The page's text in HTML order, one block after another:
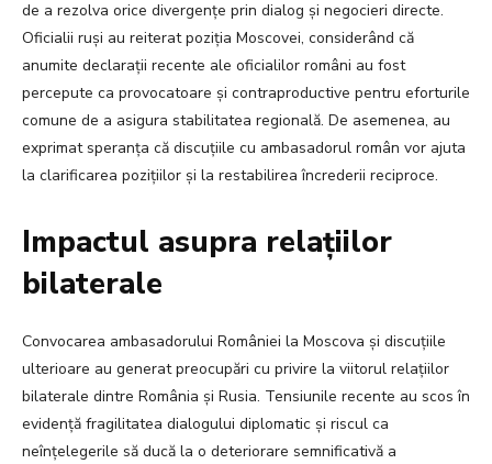
de a rezolva orice divergențe prin dialog și negocieri directe.
Oficialii ruși au reiterat poziția Moscovei, considerând că
anumite declarații recente ale oficialilor români au fost
percepute ca provocatoare și contraproductive pentru eforturile
comune de a asigura stabilitatea regională. De asemenea, au
exprimat speranța că discuțiile cu ambasadorul român vor ajuta
la clarificarea pozițiilor și la restabilirea încrederii reciproce.
Impactul asupra relațiilor
bilaterale
Convocarea ambasadorului României la Moscova și discuțiile
ulterioare au generat preocupări cu privire la viitorul relațiilor
bilaterale dintre România și Rusia. Tensiunile recente au scos în
evidență fragilitatea dialogului diplomatic și riscul ca
neînțelegerile să ducă la o deteriorare semnificativă a